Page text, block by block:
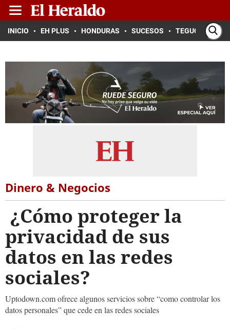
INICIO EH PLUS HONDURAS SUCESOS TEGUCIGALPA
Dinero & Negocios
¿Cómo proteger la
privacidad de sus
datos en las redes
sociales?
Uptodown.com ofrece algunos servicios sobre “como controlar los
datos personales” que cede en las redes sociales